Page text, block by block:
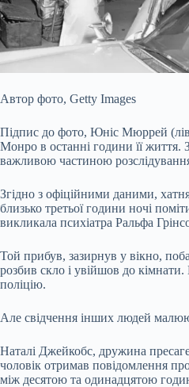
Автор фото, Getty Images
Підпис до фото, Юніс Мюррей
Монро в останні години її життя.
важливою частиною
Згідно з офіційними даними,
близько третьої години ночі
викликала психіатра Ральфа
Той прибув, зазирнув у вікно,
розбив скло і увійшов до
поліцію.
Але свідчення інших людей
Наталі Джейкобс, дружина
чоловік отримав повідомлення
між десятою та одинадцятою